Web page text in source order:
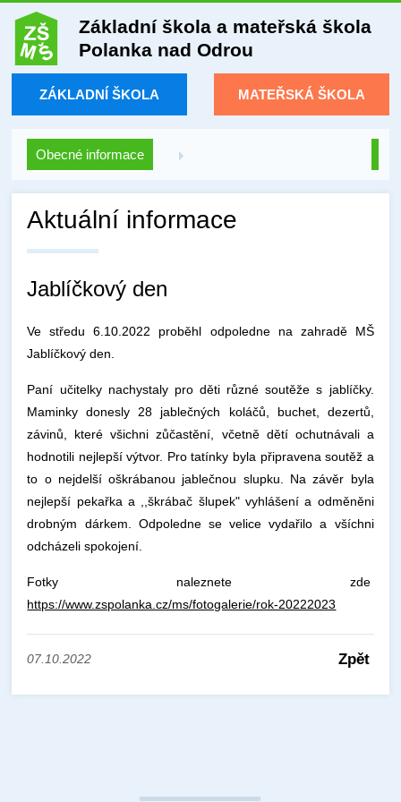
Základní škola a mateřská škola
Polanka nad Odrou
ZÁKLADNÍ ŠKOLA MATEŘSKÁ ŠKOLA
Obecné informace
Aktuální informace
Jablíčkový den
Ve středu 6.10.2022 proběhl odpoledne na zahradě MŠ
Jablíčkový den.
Paní učitelky nachystaly pro děti různé soutěže s jablíčky.
Maminky donesly 28 jablečných koláčů, buchet, dezertů,
závinů, které všichni zůčastění, včetně dětí ochutnávali a
hodnotili nejlepší výtvor. Pro tatínky byla připravena soutěž a
to o nejdelší oškrábanou jablečnou slupku. Na závěr byla
nejlepší pekařka a ,,škrábač šlupek" vyhlášení a odměněni
drobným dárkem. Odpoledne se velice vydařilo a všíchni
odcházeli spokojení.
Fotky naleznete zde
https://www.zspolanka.cz/ms/fotogalerie/rok-20222023
07.10.2022 Zpět